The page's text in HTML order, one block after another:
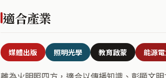
適合產業
媒體出版 照明光學 教育啟蒙 能源